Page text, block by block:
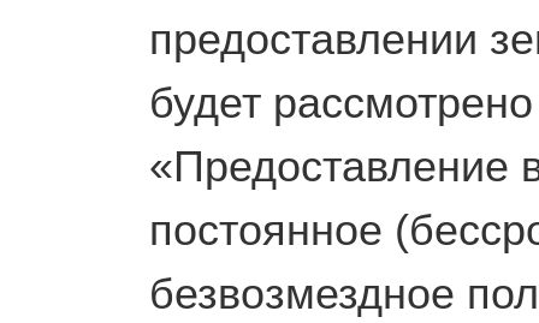
предоставлении
будет
«Предоставление
постоянное
безвозмездное